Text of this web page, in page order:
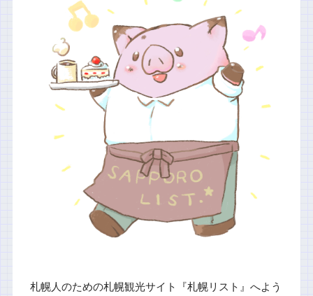
札幌人のための札幌観光サイト『札幌リスト』へよう